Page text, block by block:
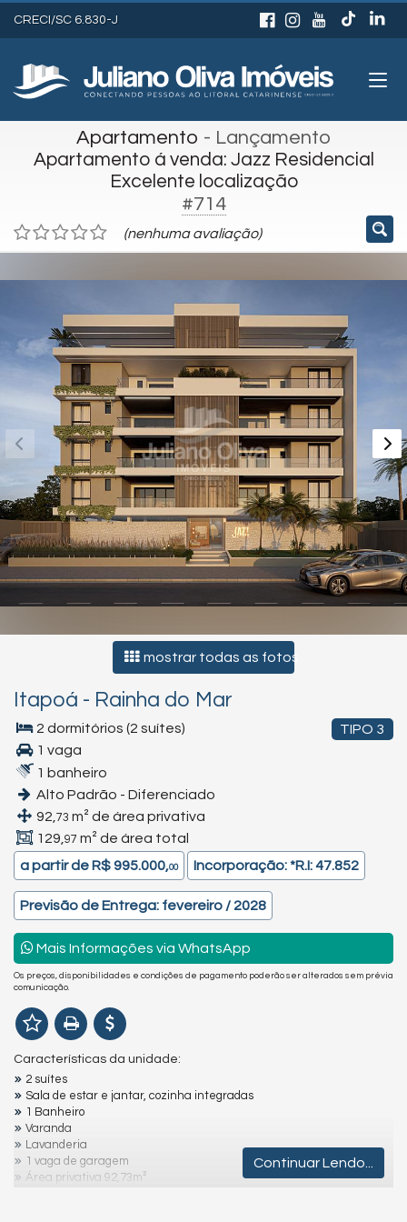
CRECI/SC 6.830-J
Apartamento - Lançamento
Apartamento á venda: Jazz Residencial
Excelente localização
#714
(nenhuma avaliação)
mostrar todas as fotos
Itapoá - Rainha do Mar
TIPO 3
2 dormitórios (2 suítes)
1 vaga
1 banheiro
Alto Padrão - Diferenciado
92, 73 m² de área privativa
129, 97 m² de área total
a partir de R$ 995.000,00 Incorporação: *R.I: 47.852
Previsão de Entrega: fevereiro / 2028
Mais Informações via WhatsApp
Os preços, disponibilidades e condições de pagamento poderão ser alterados sem prévia
comunicação.
Características da unidade:
2 suítes
Sala de estar e jantar, cozinha integradas
1 Banheiro
Varanda
Lavanderia
1 vaga de garagem
Área privativa 92,73m²
Continuar Lendo...